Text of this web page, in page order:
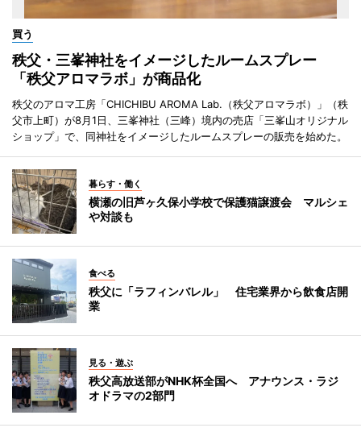
買う
秩父・三峯神社をイメージしたルームスプレー
「秩父アロマラボ」が商品化
秩父のアロマ工房「CHICHIBU AROMA Lab.（秩父アロマラボ）」（秩
父市上町）が8月1日、三峯神社（三峰）境内の売店「三峯山オリジナル
ショップ」で、同神社をイメージしたルームスプレーの販売を始めた。
暮らす・働く
横瀬の旧芦ヶ久保小学校で保護猫譲渡会 マルシェ
や対談も
食べる
秩父に「ラフィンバレル」 住宅業界から飲食店開
業
見る・遊ぶ
秩父高放送部がNHK杯全国へ アナウンス・ラジ
オドラマの2部門